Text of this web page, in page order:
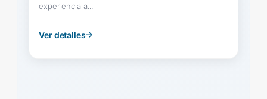
experiencia a...
Ver detalles